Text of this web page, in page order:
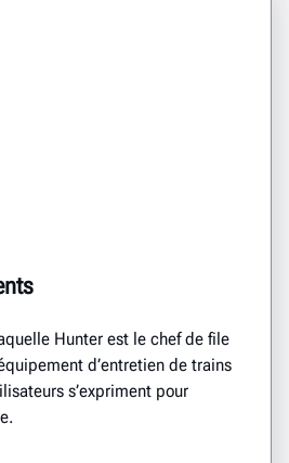
Hunter est le chef de file
d’entretien de trains
s’expriment pour